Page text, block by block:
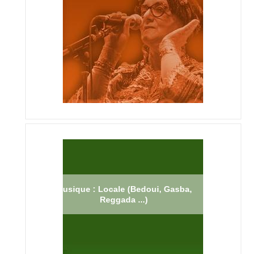
Musique : Locale (Bedoui, Gasba,
Reggada ...)